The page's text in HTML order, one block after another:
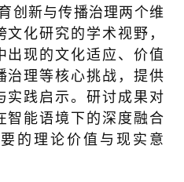
创新与传播治理两个维
化研究的学术视野，
出现的文化适应、价值
治理等核心挑战，提供
实践启示。研讨成果对
智能语境下的深度融合
的理论价值与现实意